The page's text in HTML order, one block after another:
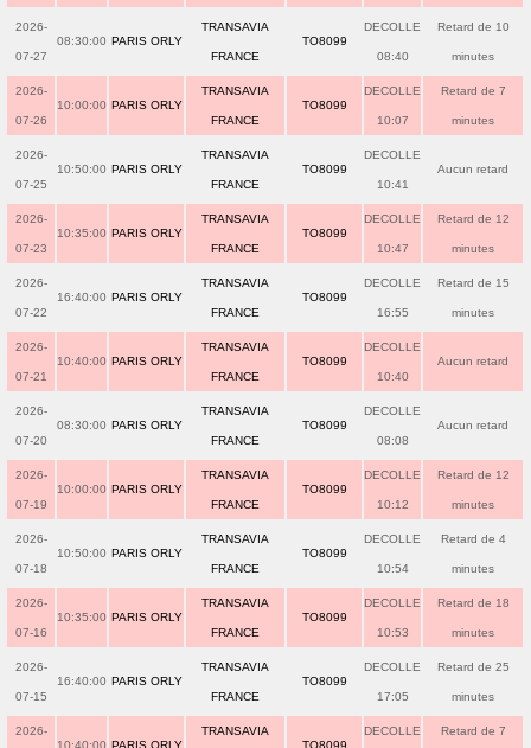
2026-
07-27
08:30:00 PARIS ORLY
TRANSAVIA
FRANCE
TO8099
DECOLLE
08:40
Retard de 10
minutes
2026-
07-26
10:00:00 PARIS ORLY
TRANSAVIA
FRANCE
TO8099
DECOLLE
10:07
Retard de 7
minutes
2026-
07-25
10:50:00 PARIS ORLY
TRANSAVIA
FRANCE
TO8099
DECOLLE
10:41
Aucun retard
2026-
07-23
10:35:00 PARIS ORLY
TRANSAVIA
FRANCE
TO8099
DECOLLE
10:47
Retard de 12
minutes
2026-
07-22
16:40:00 PARIS ORLY
TRANSAVIA
FRANCE
TO8099
DECOLLE
16:55
Retard de 15
minutes
2026-
07-21
10:40:00 PARIS ORLY
TRANSAVIA
FRANCE
TO8099
DECOLLE
10:40
Aucun retard
2026-
07-20
08:30:00 PARIS ORLY
TRANSAVIA
FRANCE
TO8099
DECOLLE
08:08
Aucun retard
2026-
07-19
10:00:00 PARIS ORLY
TRANSAVIA
FRANCE
TO8099
DECOLLE
10:12
Retard de 12
minutes
2026-
07-18
10:50:00 PARIS ORLY
TRANSAVIA
FRANCE
TO8099
DECOLLE
10:54
Retard de 4
minutes
2026-
07-16
10:35:00 PARIS ORLY
TRANSAVIA
FRANCE
TO8099
DECOLLE
10:53
Retard de 18
minutes
2026-
07-15
16:40:00 PARIS ORLY
TRANSAVIA
FRANCE
TO8099
DECOLLE
17:05
Retard de 25
minutes
2026-
10:40:00 PARIS ORLY
TRANSAVIA
TO8099
DECOLLE Retard de 7